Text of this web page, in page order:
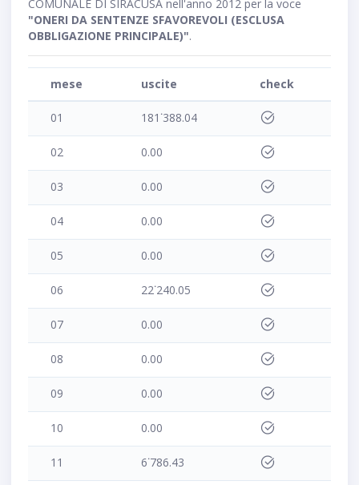
COMUNALE DI SIRACUSA nell'anno 2012 per la voce
"ONERI DA SENTENZE SFAVOREVOLI (ESCLUSA
OBBLIGAZIONE PRINCIPALE)".
mese uscite check
01 181˙388.04
02 0.00
03 0.00
04 0.00
05 0.00
06 22˙240.05
07 0.00
08 0.00
09 0.00
10 0.00
11 6˙786.43